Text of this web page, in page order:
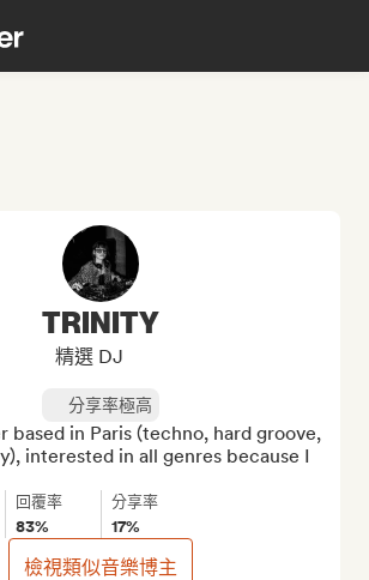
TRINITY
精選 DJ
分享率極高
based in Paris (techno, hard groove,
interested in all genres because I
回覆率
83%
分享率
17%
檢視類似音樂博主